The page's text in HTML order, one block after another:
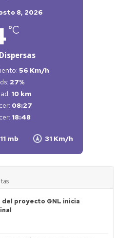
8, 2026
°C
mb 31 Km/h
56 Km/h
27%
10 km
08:27
18:48
del proyecto GNL inicia